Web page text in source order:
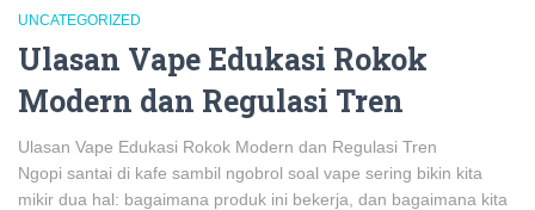
UNCATEGORIZED
Ulasan Vape Edukasi Rokok
Modern dan Regulasi Tren
Ulasan Vape Edukasi Rokok Modern dan Regulasi Tren
Ngopi santai di kafe sambil ngobrol soal vape sering bikin kita
mikir dua hal: bagaimana produk ini bekerja, dan bagaimana kita